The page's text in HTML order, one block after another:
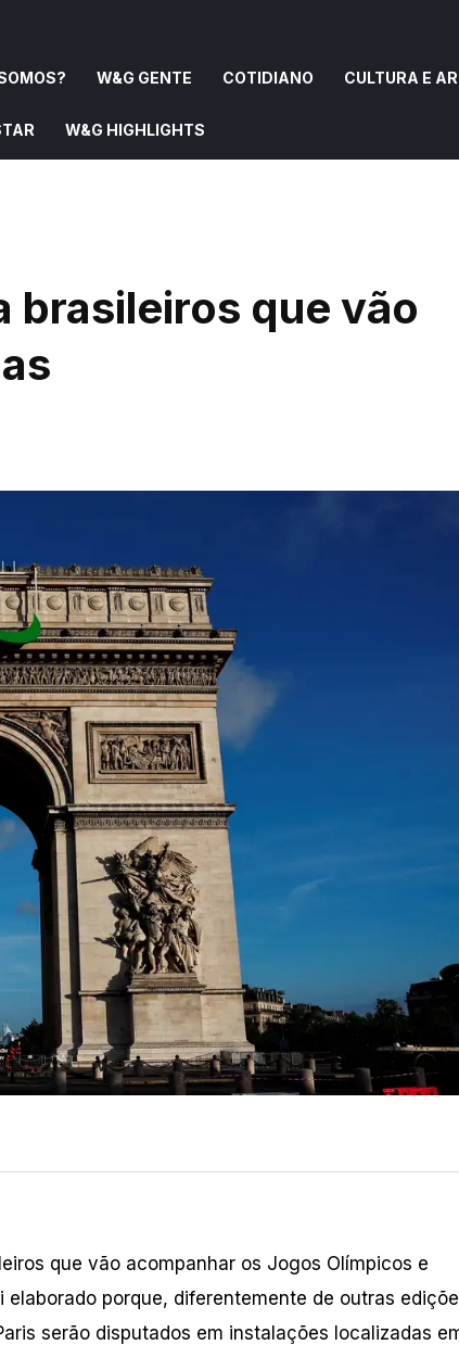
W&G GENTE COTIDIANO CULTURA E
W&G HIGHLIGHTS
brasileiros que vão
que vão acompanhar os Jogos Olímpicos e
porque, diferentemente de outras
serão disputados em instalações localizadas